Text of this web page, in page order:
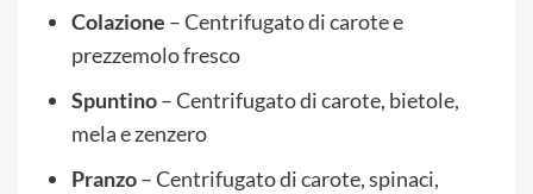
Colazione – Centrifugato di carote e
prezzemolo fresco
Spuntino– Centrifugato di carote, bietole,
mela e zenzero
Pranzo– Centrifugato di carote, spinaci,